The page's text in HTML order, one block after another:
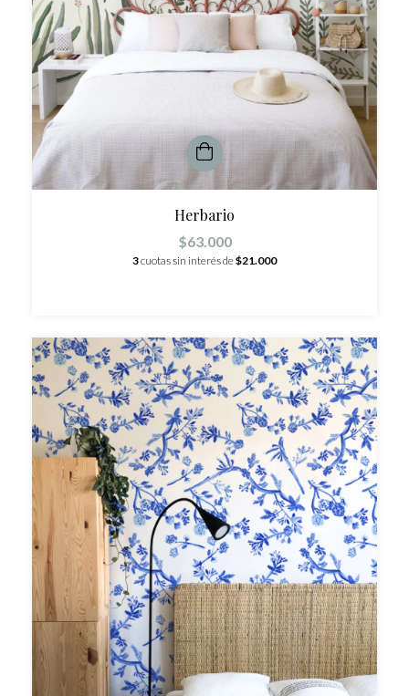
Herbario
$63.000
3cuotas sin interés de$21.000